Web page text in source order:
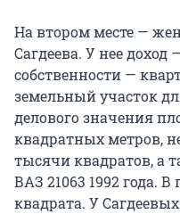
На втором месте —
Сагдеева. У нее доход
собственности —
земельный участок
делового значения
квадратных метров,
тысячи квадратов, а
ВАЗ 21063 1992 года.
квадрата. У